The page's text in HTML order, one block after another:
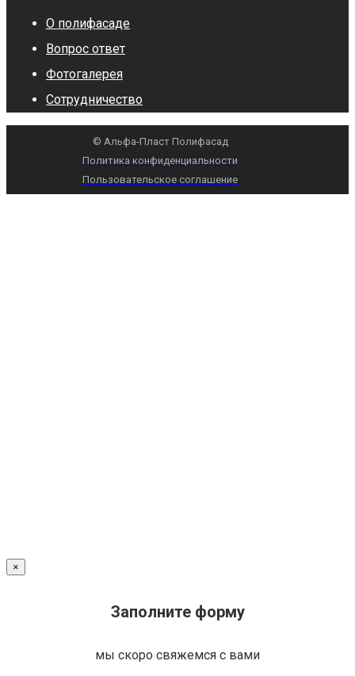
О полифасаде
Вопрос ответ
Фотогалерея
Сотрудничество
© Альфа-Пласт Полифасад
Политика конфиденциальности
Пользовательское соглашение
×
Заполните форму
мы скоро свяжемся с вами